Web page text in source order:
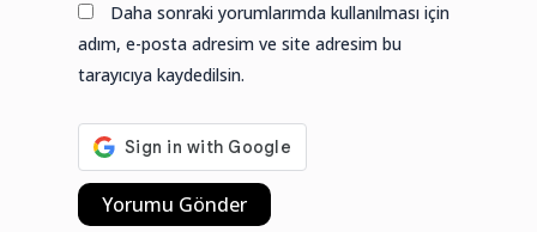
Daha sonraki yorumlarımda kullanılması için
adım, e-posta adresim ve site adresim bu
tarayıcıya kaydedilsin.